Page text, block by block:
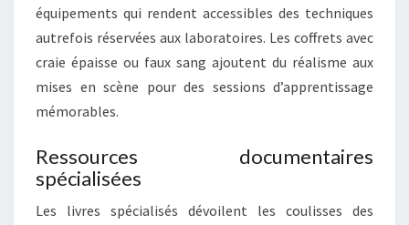
E
S
F
O
équipements qui rendent accessibles des techniques
autrefois réservées aux laboratoires. Les coffrets avec
craie épaisse ou faux sang ajoutent du réalisme aux
mises en scène pour des sessions d’apprentissage
mémorables.
Ressources documentaires
spécialisées
Les livres spécialisés dévoilent les coulisses des